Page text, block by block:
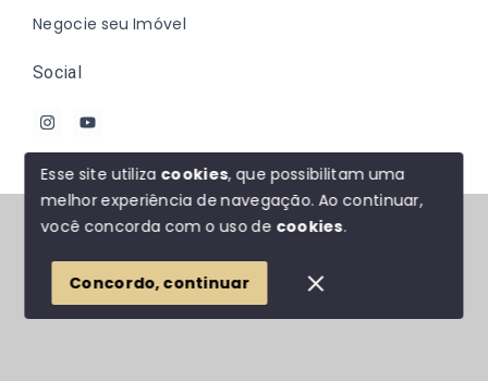
Negocie seu Imóvel
Social
© Copyright 2026 - Johanna Marques - Todos os
SITE PARA IMOBILIARIA
Esse site utiliza cookies, que possibilitam uma
melhor experiência de navegação.Ao continuar,
você concorda com o uso de cookies.
Concordo, continuar